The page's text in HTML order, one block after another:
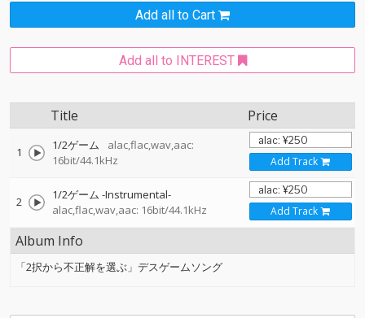
Add all to Cart
Add all to INTEREST
Title Price
1 1/2ゲーム
alac,flac,wav,aac:
16bit/44.1kHz
Add Track
2
1/2ゲーム -Instrumental-
alac,flac,wav,aac: 16bit/44.1kHz
Add Track
Album Info
「2択から不正解を選ぶ」デスゲームソング